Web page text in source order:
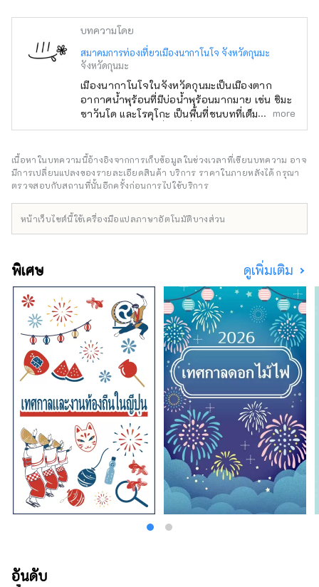
บทความโดย
สมาคมการท่องเที่ยวเมืองนากาโนโจ จังหวัดกุนมะ
จังหวัดกุนมะ
เมืองนากาโนโจในจังหวัดกุนมะเป็นเมืองตาก
อากาศน้ำพุร้อนที่มีบ่อน้ำพุร้อนมากมาย เช่น ชิมะ
ซาวันโด และโรคุโกะ เป็นพื้นที่ชนบทที่เต็มไปด้วย
ธรรมชาติ มีสถานที่ท่องเที่ยวมากมาย เช่น
เกะ ยังคงมีกิจกรรมและวัฒนธรรมโบราณ เช่น
เทศกาลโทริโออิและเทศกาลกิองหลงเหลืออยู่
นอกจากนี้ เมืองนี้ยังจัดงานเทศกาลศิลปะร่วมสมัย
ปี เราจะมาแนะนำเสน่ห์ของเมืองนากาโนโจกัน
more
เนื้อหาในบทความนี้อ้างอิงจากการเก็บข้อมูลในช่วงเวลาที่เขียนบทความ อาจ
มีการเปลี่ยนแปลงของรายละเอียดสินค้า บริการ ราคาในภายหลังได้ กรุณา
ตรวจสอบกับสถานที่นั้นอีกครั้งก่อนการไปใช้บริการ
หน้าเว็บไซต์นี้ใช้เครื่องมือแปลภาษาอัตโนมัติบางส่วน
พิเศษ ดูเพิ่มเติม
อันดับ